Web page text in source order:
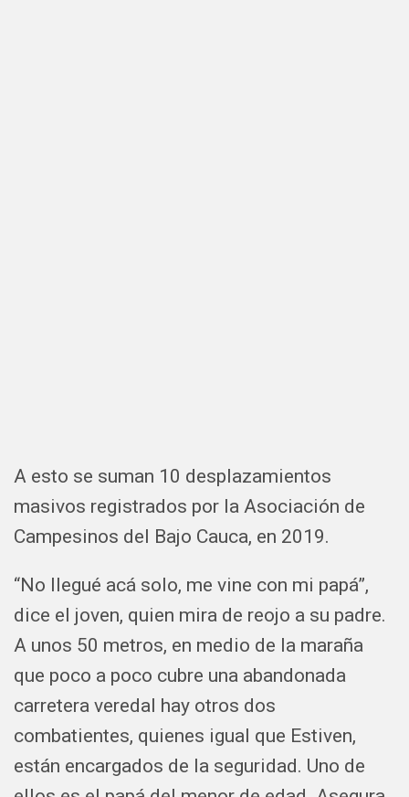
A esto se suman 10 desplazamientos
masivos registrados por la Asociación de
Campesinos del Bajo Cauca, en 2019.
“No llegué acá solo, me vine con mi papá”,
dice el joven, quien mira de reojo a su padre.
A unos 50 metros, en medio de la maraña
que poco a poco cubre una abandonada
carretera veredal hay otros dos
combatientes, quienes igual que Estiven,
están encargados de la seguridad. Uno de